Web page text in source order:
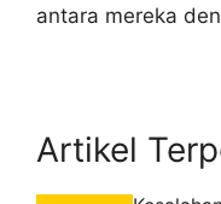
antara mereka
Artikel